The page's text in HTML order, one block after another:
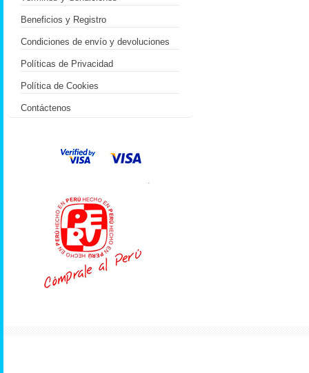
Beneficios y Registro
Condiciones de envío y devoluciones
Políticas de Privacidad
Política de Cookies
Contáctenos
.